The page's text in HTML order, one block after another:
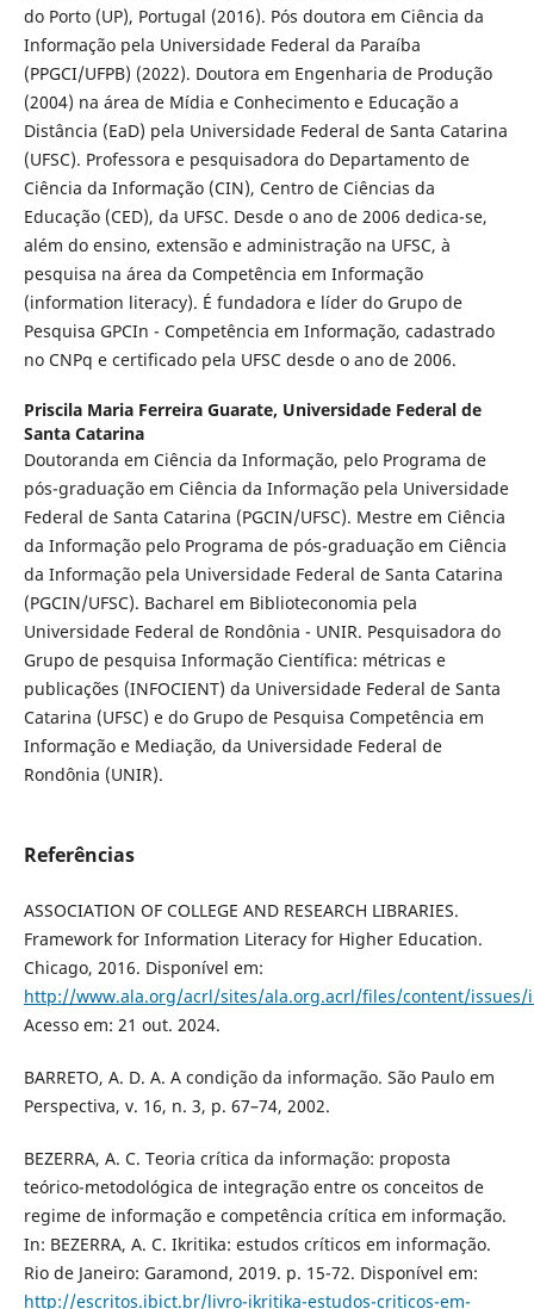
do Porto (UP), Portugal (2016). Pós doutora em Ciência da
Informação pela Universidade Federal da Paraíba
(PPGCI/UFPB) (2022). Doutora em Engenharia de Produção
(2004) na área de Mídia e Conhecimento e Educação a
Distância (EaD) pela Universidade Federal de Santa Catarina
(UFSC). Professora e pesquisadora do Departamento de
Ciência da Informação (CIN), Centro de Ciências da
Educação (CED), da UFSC. Desde o ano de 2006 dedica-se,
além do ensino, extensão e administração na UFSC, à
pesquisa na área da Competência em Informação
(information literacy). É fundadora e líder do Grupo de
Pesquisa GPCIn - Competência em Informação, cadastrado
no CNPq e certificado pela UFSC desde o ano de 2006.
Priscila Maria Ferreira Guarate, Universidade Federal de
Santa Catarina
Doutoranda em Ciência da Informação, pelo Programa de
pós-graduação em Ciência da Informação pela Universidade
Federal de Santa Catarina (PGCIN/UFSC). Mestre em Ciência
da Informação pelo Programa de pós-graduação em Ciência
da Informação pela Universidade Federal de Santa Catarina
(PGCIN/UFSC). Bacharel em Biblioteconomia pela
Universidade Federal de Rondônia - UNIR. Pesquisadora do
Grupo de pesquisa Informação Científica: métricas e
publicações (INFOCIENT) da Universidade Federal de Santa
Catarina (UFSC) e do Grupo de Pesquisa Competência em
Informação e Mediação, da Universidade Federal de
Rondônia (UNIR).
Referências
ASSOCIATION OF COLLEGE AND RESEARCH LIBRARIES.
Framework for Information Literacy for Higher Education.
Chicago, 2016. Disponível em:
http://www.ala.org/acrl/sites/ala.org.acrl/files/content/issues/
Acesso em: 21 out. 2024.
BARRETO, A. D. A. A condição da informação. São Paulo em
Perspectiva, v. 16, n. 3, p. 67–74, 2002.
BEZERRA, A. C. Teoria crítica da informação: proposta
teórico-metodológica de integração entre os conceitos de
regime de informação e competência crítica em informação.
In: BEZERRA, A. C. Ikritika: estudos críticos em informação.
Rio de Janeiro: Garamond, 2019. p. 15-72. Disponível em:
http://escritos.ibict.br/livro-ikritika-estudos-criticos-em-